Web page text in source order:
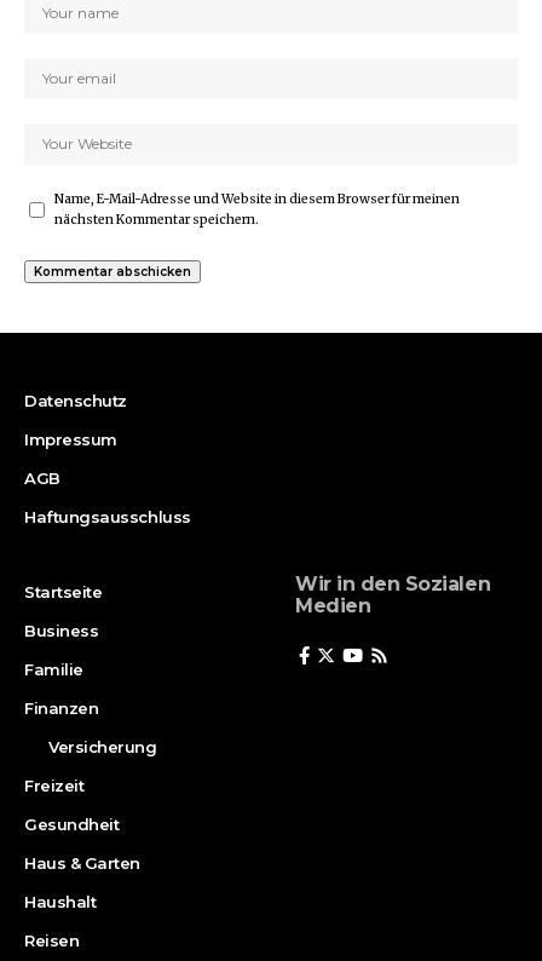
Name, E-Mail-Adresse und Website in diesem Browser für meinen
nächsten Kommentar speichern.
Datenschutz
Impressum
AGB
Haftungsausschluss
Startseite
Business
Familie
Finanzen
Versicherung
Freizeit
Gesundheit
Haus & Garten
Haushalt
Reisen
Wir in den Sozialen
Medien